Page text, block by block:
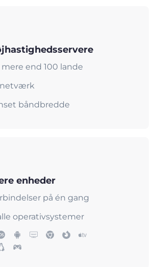
mere end 100 lande
netværk
båndbredde
enheder
på én gang
operativsystemer